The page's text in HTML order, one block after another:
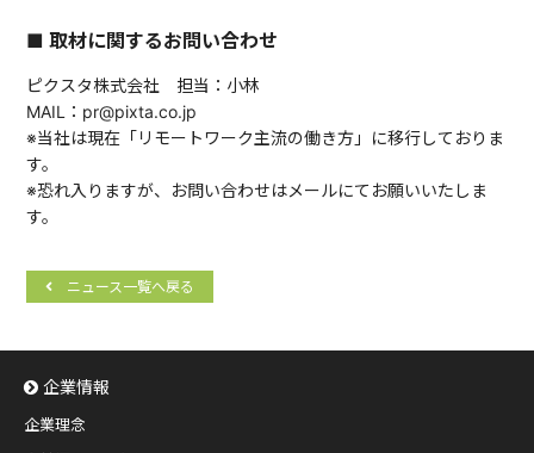
■ 取材に関するお問い合わせ
ピクスタ株式会社 担当：小林
MAIL：pr@pixta.co.jp
※当社は現在「リモートワーク主流の働き方」に移行しておりま
す。
※恐れ入りますが、お問い合わせはメールにてお願いいたしま
す。
ニュース一覧へ戻る
企業情報
企業理念